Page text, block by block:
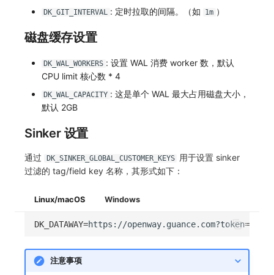
DK_GIT_INTERVAL : 定时拉取的间隔。（如 1m ）
磁盘缓存设置
DK_WAL_WORKERS : 设置 WAL 消费 worker 数，默认
CPU limit 核心数 * 4
DK_WAL_CAPACITY : 这是单个 WAL 最大占用磁盘大小，
默认 2GB
Sinker 设置
通过 DK_SINKER_GLOBAL_CUSTOMER_KEYS
用于设置 sinker
过滤的 tag/field key 名称，其形式如下：
Linux/macOS Windows
DK_DATAWAY=https://openway.guance.com?token=
注意事项